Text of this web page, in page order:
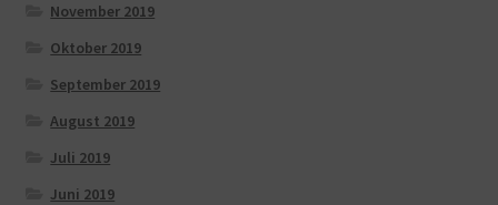
November 2019
Oktober 2019
September 2019
August 2019
Juli 2019
Juni 2019